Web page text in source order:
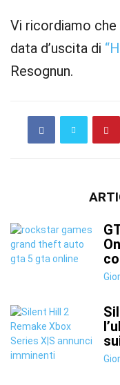
Vi ricordiamo
data d’uscita di
Resognun.